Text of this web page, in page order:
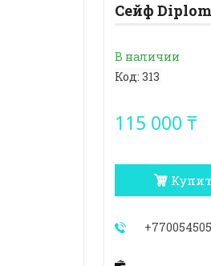
Сейф
В наличии
Код: 313
115 000 ₸